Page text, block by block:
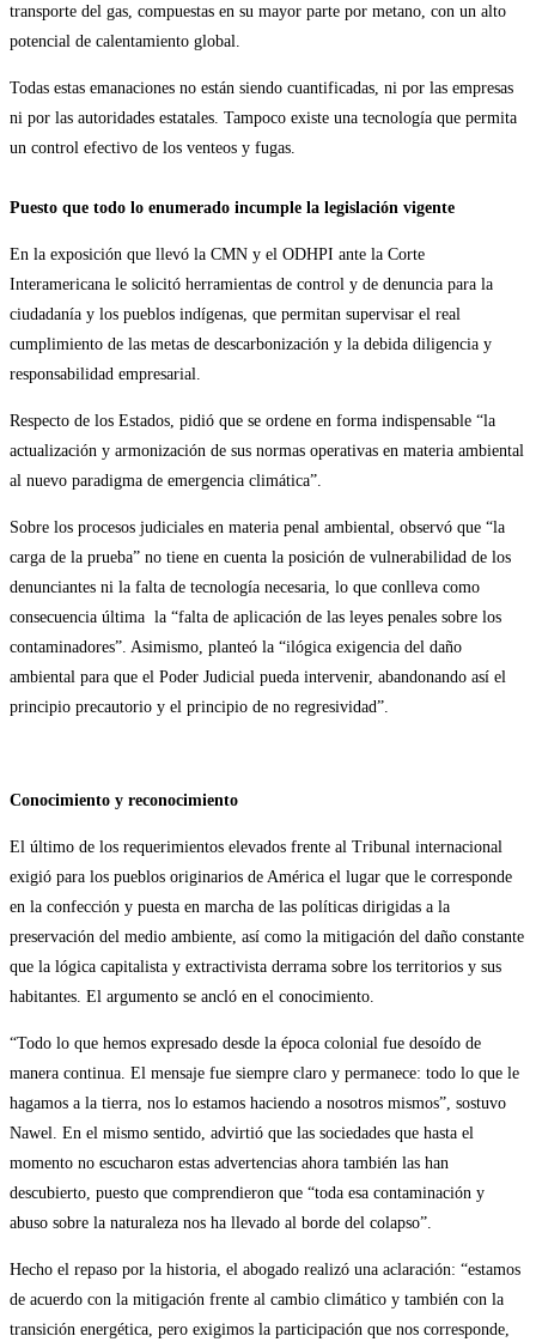
transporte del gas, compuestas en su mayor parte por metano, con un alto
potencial de calentamiento global.
Todas estas emanaciones no están siendo cuantificadas, ni por las empresas
ni por las autoridades estatales. Tampoco existe una tecnología que permita
un control efectivo de los venteos y fugas.
Puesto que todo lo enumerado incumple la legislación vigente
En la exposición que llevó la CMN y el ODHPI ante la Corte
Interamericana le solicitó herramientas de control y de denuncia para la
ciudadanía y los pueblos indígenas, que permitan supervisar el real
cumplimiento de las metas de descarbonización y la debida diligencia y
responsabilidad empresarial.
Respecto de los Estados, pidió que se ordene en forma indispensable “la
actualización y armonización de sus normas operativas en materia ambiental
al nuevo paradigma de emergencia climática”.
Sobre los procesos judiciales en materia penal ambiental, observó que “la
carga de la prueba” no tiene en cuenta la posición de vulnerabilidad de los
denunciantes ni la falta de tecnología necesaria, lo que conlleva como
consecuencia última la “falta de aplicación de las leyes penales sobre los
contaminadores”. Asimismo, planteó la “ilógica exigencia del daño
ambiental para que el Poder Judicial pueda intervenir, abandonando así el
principio precautorio y el principio de no regresividad”.
Conocimiento y reconocimiento
El último de los requerimientos elevados frente al Tribunal internacional
exigió para los pueblos originarios de América el lugar que le corresponde
en la confección y puesta en marcha de las políticas dirigidas a la
preservación del medio ambiente, así como la mitigación del daño constante
que la lógica capitalista y extractivista derrama sobre los territorios y sus
habitantes. El argumento se ancló en el conocimiento.
“Todo lo que hemos expresado desde la época colonial fue desoído de
manera continua. El mensaje fue siempre claro y permanece: todo lo que le
hagamos a la tierra, nos lo estamos haciendo a nosotros mismos”, sostuvo
Nawel. En el mismo sentido, advirtió que las sociedades que hasta el
momento no escucharon estas advertencias ahora también las han
descubierto, puesto que comprendieron que “toda esa contaminación y
abuso sobre la naturaleza nos ha llevado al borde del colapso”.
Hecho el repaso por la historia, el abogado realizó una aclaración: “estamos
de acuerdo con la mitigación frente al cambio climático y también con la
transición energética, pero exigimos la participación que nos corresponde,